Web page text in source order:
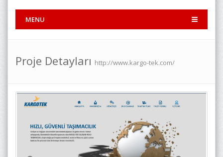
MENU
Proje Detayları http://www.kargo-tek.com/